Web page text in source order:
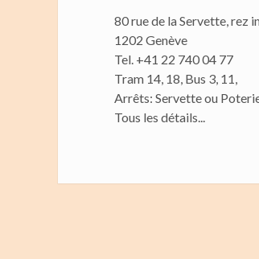
80 rue de la Servette, rez
1202 Genève
Tel. +41 22 740 04 77
Tram 14, 18, Bus 3, 11,
Arrêts: Servette ou
Tous les détails...